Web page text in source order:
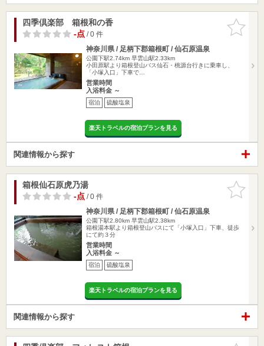
お気に入
りに追加
四季倶楽部 箱根和の香
-点/ 0 件
神奈川県 / 足柄下郡箱根町 / 仙石原温泉
公園下駅2.74km 早雲山駅2.33km
小田原駅より箱根登山バス仙石・桃源台行きに乗車し、
「小塚入口」下車で…
営業時間
入浴料金 ～
宿泊 硫酸塩泉
楽天トラベルの宿泊プランを見る
関連情報から探す
お気に入
りに追加
箱根仙石原虎乃湯
-点/ 0 件
神奈川県 / 足柄下郡箱根町 / 仙石原温泉
公園下駅2.80km 早雲山駅2.38km
箱根湯本駅より箱根登山バスにて「小塚入口」下車、徒歩
にて約３分
営業時間
入浴料金 ～
宿泊 硫酸塩泉
楽天トラベルの宿泊プランを見る
関連情報から探す